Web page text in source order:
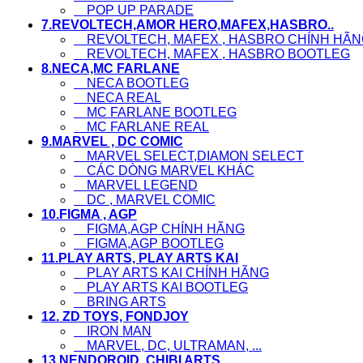
POP UP PARADE
7.REVOLTECH,AMOR HERO,MAFEX,HASBRO..
REVOLTECH, MAFEX , HASBRO CHÍNH
REVOLTECH, MAFEX , HASBRO BOOTLEG
8.NECA,MC FARLANE
NECA BOOTLEG
NECA REAL
MC FARLANE BOOTLEG
MC FARLANE REAL
9.MARVEL , DC COMIC
MARVEL SELECT,DIAMON SELECT
CÁC DÒNG MARVEL KHÁC
MARVEL LEGEND
DC , MARVEL COMIC
10.FIGMA , AGP
FIGMA,AGP CHÍNH HÃNG
FIGMA,AGP BOOTLEG
11.PLAY ARTS, PLAY ARTS KAI
PLAY ARTS KAI CHÍNH HÃNG
PLAY ARTS KAI BOOTLEG
BRING ARTS
12. ZD TOYS, FONDJOY
IRON MAN
MARVEL, DC, ULTRAMAN, ...